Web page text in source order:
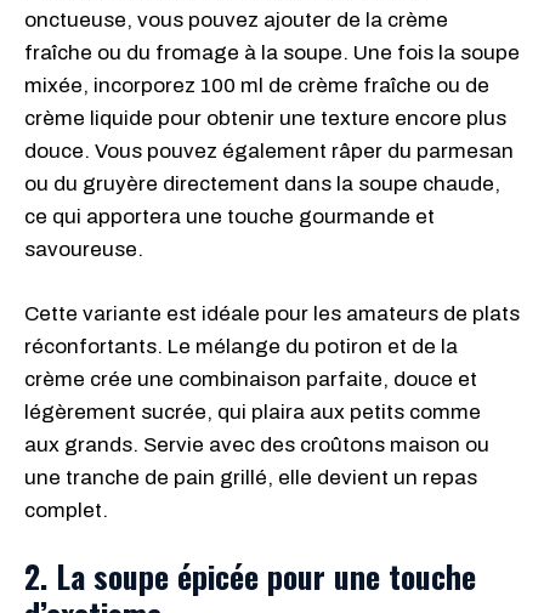
onctueuse, vous pouvez ajouter de la crème
fraîche ou du fromage à la soupe. Une fois la soupe
mixée, incorporez 100 ml de crème fraîche ou de
crème liquide pour obtenir une texture encore plus
douce. Vous pouvez également râper du parmesan
ou du gruyère directement dans la soupe chaude,
ce qui apportera une touche gourmande et
savoureuse.
Cette variante est idéale pour les amateurs de plats
réconfortants. Le mélange du potiron et de la
crème crée une combinaison parfaite, douce et
légèrement sucrée, qui plaira aux petits comme
aux grands. Servie avec des croûtons maison ou
une tranche de pain grillé, elle devient un repas
complet.
2. La soupe épicée pour une touche